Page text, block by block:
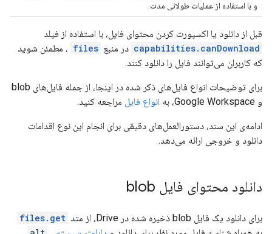
و با استفاده از عملیات طولانی مدت.
قبل از دانلود یا اکسپورت کردن محتوای فایل، با استفاده از فیلد
capabilities.canDownload در منبع files ، مطمئن شوید
که کاربران می‌توانند فایل را دانلود کنند.
برای توضیحات انواع فایل‌های ذکر شده در اینجا، از جمله فایل‌های blob
و Google Workspace، به
انواع فایل مراجعه کنید.
ادامه‌ی این سند، دستورالعمل‌های دقیقی برای انجام این نوع اقدامات
دانلود و خروجی ارائه می‌دهد.
دانلود محتوای فایل blob
برای دانلود یک فایل blob ذخیره شده در Drive، از متد
files.get